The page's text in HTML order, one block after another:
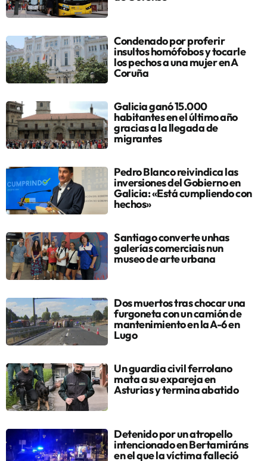
Condenado por proferir
insultos homófobos y tocarle
los pechos a una mujer en A
Coruña
Galicia ganó 15.000
habitantes en el último año
gracias a la llegada de
migrantes
Pedro Blanco reivindica las
inversiones del Gobierno en
Galicia: «Está cumpliendo con
hechos»
Santiago converte unhas
galerías comerciais nun
museo de arte urbana
Dos muertos tras chocar una
furgoneta con un camión de
mantenimiento en la A-6 en
Lugo
Un guardia civil ferrolano
mata a su expareja en
Asturias y termina abatido
Detenido por un atropello
intencionado en Bertamiráns
en el que la víctima falleció